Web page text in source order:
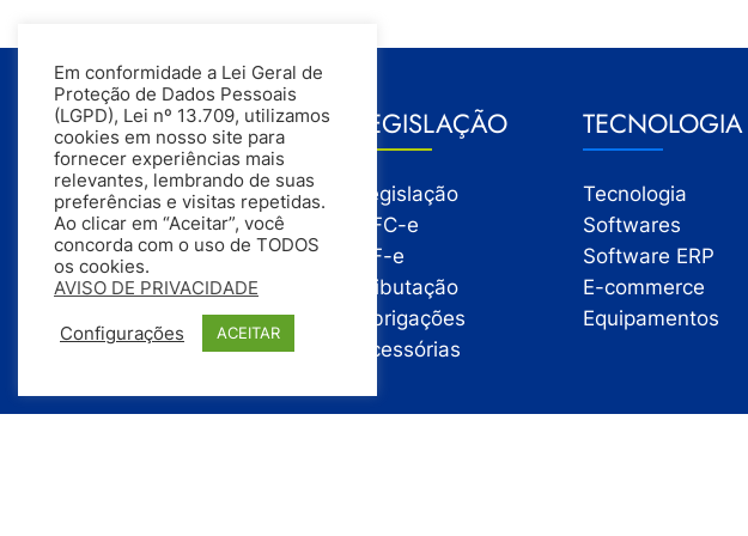
GESTÃO
Gestão
Gestão Financeira
Gestão de Pessoas
Compras
Estoque
Vendas
LEGISLAÇÃO
Legislação
NFC-e
NF-e
Tributação
Obrigações
Acessórias
TECNOLOGIA
Tecnologia
Softwares
Software ERP
E-commerce
Equipamentos
Em conformidade a Lei Geral de
Proteção de Dados Pessoais
(LGPD), Lei nº 13.709, utilizamos
cookies em nosso site para
fornecer experiências mais
relevantes, lembrando de suas
preferências e visitas repetidas.
Ao clicar em “Aceitar”, você
concorda com o uso de TODOS
os cookies.
AVISO DE PRIVACIDADE
Configurações ACEITAR